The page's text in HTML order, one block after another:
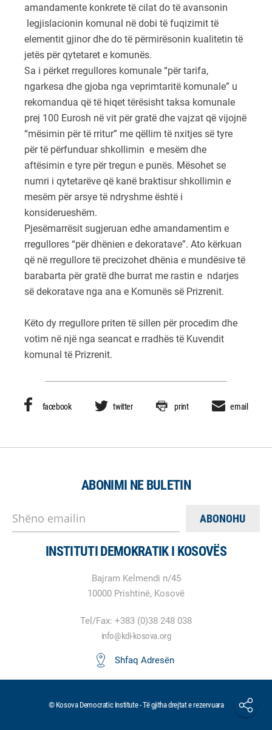
amandamente konkrete të cilat do të avansonin
legjislacionin komunal në dobi të fuqizimit të
elementit gjinor dhe do të përmirësonin kualitetin të
jetës për qytetaret e komunës.
Sa i përket rregullores komunale “për tarifa,
ngarkesa dhe gjoba nga veprimtaritë komunale” u
rekomandua që të hiqet tërësisht taksa komunale
prej 100 Eurosh në vit për gratë dhe vajzat që vijojnë
“mësimin për të rritur” me qëllim të nxitjes së tyre
për të përfunduar shkollimin e mesëm dhe
aftësimin e tyre për tregun e punës. Mësohet se
numri i qytetarëve që kanë braktisur shkollimin e
mesëm për arsye të ndryshme është i
konsiderueshëm.
Pjesëmarrësit sugjeruan edhe amandamentim e
rregullores “për dhënien e dekoratave”. Ato kërkuan
që në rregullore të precizohet dhënia e mundësive të
barabarta për gratë dhe burrat me rastin e ndarjes
së dekoratave nga ana e Komunës së Prizrenit.
Këto dy rregullore priten të sillen për procedim dhe
votim në një nga seancat e rradhës të Kuvendit
komunal të Prizrenit.
facebook twitter print email
ABONIMI NE BULETIN
Shëno emailin
INSTITUTI DEMOKRATIK I KOSOVËS
Bajram Kelmendi n/45
10000 Prishtinë, Kosovë
Tel/Fax: +383 (0)38 248 038
info@kdi-kosova.org
Shfaq Adresën
© Kosova Democratic Institute - Të gjitha drejtat e rezervuara